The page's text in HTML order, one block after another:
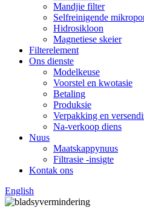
Mandjie filter
Selfreinigende
Hidrosikloon
Magnetiese skeier
Filterelement
Ons dienste
Modelkeuse
Voorstel en kwotasie
Betaling
Produksie
Verpakking en
Na-verkoop diens
Nuus
Maatskappynuus
Filtrasie -insigte
Kontak ons
English